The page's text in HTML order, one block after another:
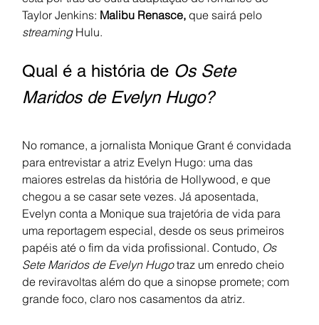
Taylor Jenkins: Malibu Renasce, que sairá pelo
streaming Hulu.
Qual é a história de Os Sete
Maridos de Evelyn Hugo?
No romance, a jornalista Monique Grant é convidada
para entrevistar a atriz Evelyn Hugo: uma das
maiores estrelas da história de Hollywood, e que
chegou a se casar sete vezes. Já aposentada,
Evelyn conta a Monique sua trajetória de vida para
uma reportagem especial, desde os seus primeiros
papéis até o fim da vida profissional. Contudo, Os
Sete Maridos de Evelyn Hugo traz um enredo cheio
de reviravoltas além do que a sinopse promete; com
grande foco, claro nos casamentos da atriz.